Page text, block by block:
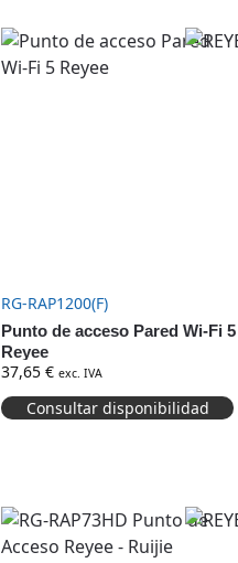
RG-RAP1200(F)
Punto de acceso Pared Wi-Fi 5
Reyee
37,65€ exc. IVA
Consultar disponibilidad